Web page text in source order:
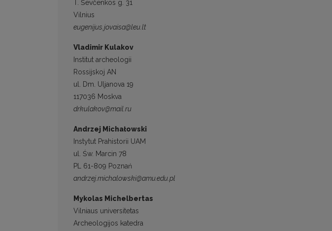
T. Ševčenkos g. 31
Vilnius
eugenijus.jovaisa@leu.lt
Vladimir Kulakov
Institut archeologii
Rossijskoj AN
ul. Dm. Uljanova 19
117036 Moskva
drkulakov@mail.ru
Andrzej Michałowski
Instytut Prahistorii UAM
ul. Św. Marcin 78
PL 61-809 Poznań
andrzej.michalowski@amu.edu.pl
Mykolas Michelbertas
Vilniaus universitetas
Archeologijos katedra